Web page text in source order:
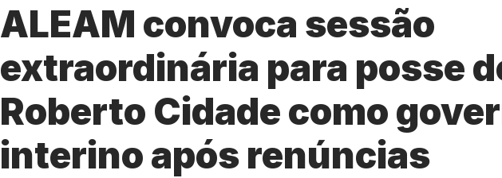
ALEAM convoca sessão
extraordinária para posse
Roberto Cidade como
interino após renúncias